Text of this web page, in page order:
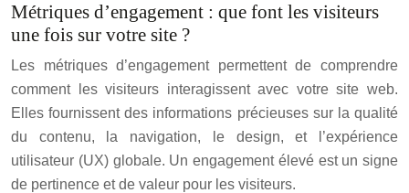
Métriques d’engagement : que font les visiteurs
une fois sur votre site ?
Les métriques d’engagement permettent de comprendre
comment les visiteurs interagissent avec votre site web.
Elles fournissent des informations précieuses sur la qualité
du contenu, la navigation, le design, et l’expérience
utilisateur (UX) globale. Un engagement élevé est un signe
de pertinence et de valeur pour les visiteurs.